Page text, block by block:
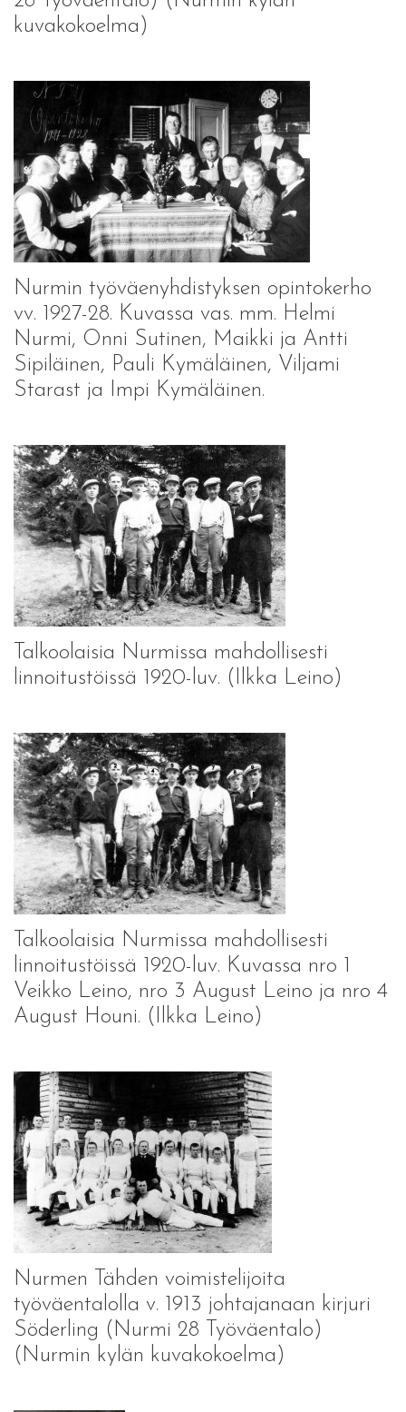
kuvakokoelma)
Nurmin työväenyhdistyksen opintokerho
vv. 1927-28. Kuvassa vas. mm. Helmi
Nurmi, Onni Sutinen, Maikki ja Antti
Sipiläinen, Pauli Kymäläinen, Viljami
Starast ja Impi Kymäläinen.
Talkoolaisia Nurmissa mahdollisesti
linnoitustöissä 1920-luv. (Ilkka Leino)
Talkoolaisia Nurmissa mahdollisesti
linnoitustöissä 1920-luv. Kuvassa nro 1
Veikko Leino, nro 3 August Leino ja nro 4
August Houni. (Ilkka Leino)
Nurmen Tähden voimistelijoita
työväentalolla v. 1913 johtajanaan kirjuri
Söderling (Nurmi 28 Työväentalo)
(Nurmin kylän kuvakokoelma)